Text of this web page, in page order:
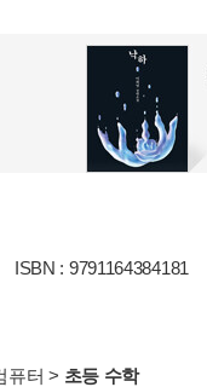
ISBN : 9791164384181
퓨터 > 초등 수학